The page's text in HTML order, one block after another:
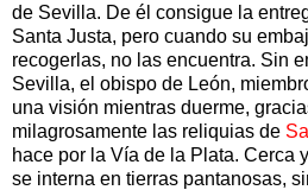
de Sevilla. De él consigue la
Santa Justa, pero cuando su
recogerlas, no las encuentra. Sin
Sevilla, el obispo de León,
una visión mientras duerme,
milagrosamente las reliquias de
hace por la Vía de la Plata. Cerca
se interna en tierras pantanosas,